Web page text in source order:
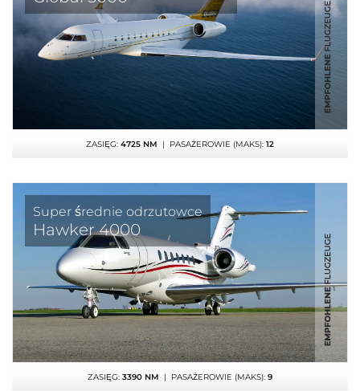
ZASIĘG: 4725 NM | PASAŻEROWIE (MAKS): 12
Super średnie odrzutowce
Hawker 4000
ZASIĘG: 3390 NM | PASAŻEROWIE (MAKS): 9